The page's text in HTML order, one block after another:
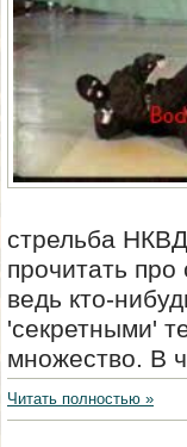
стрельба
прочитать
ведь кто-
'секретными'
множество. В
Читать полностью »